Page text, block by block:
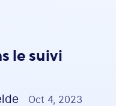
le suivi
Oct 4, 2023